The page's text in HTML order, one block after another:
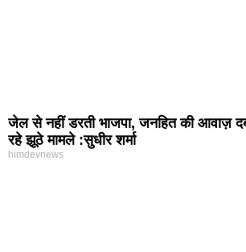
जेल से नहीं डरती भाजपा, जनहित की आवाज़
रहे झूठे मामले :सुधीर शर्मा
himdevnews